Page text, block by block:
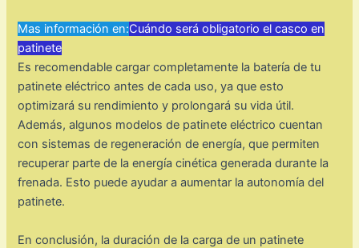
Mas información en:Cuándo será obligatorio el casco en
patinete
Es recomendable cargar completamente la batería de tu
patinete eléctrico antes de cada uso, ya que esto
optimizará su rendimiento y prolongará su vida útil.
Además, algunos modelos de patinete eléctrico cuentan
con sistemas de regeneración de energía, que permiten
recuperar parte de la energía cinética generada durante la
frenada. Esto puede ayudar a aumentar la autonomía del
patinete.
En conclusión, la duración de la carga de un patinete